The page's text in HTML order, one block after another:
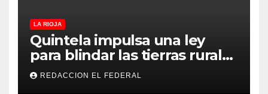
LA RIOJA
Quintela impulsa una ley
para blindar las tierras rurales
de La Rioja: cuáles son los
principales puntos
REDACCION EL FEDERAL